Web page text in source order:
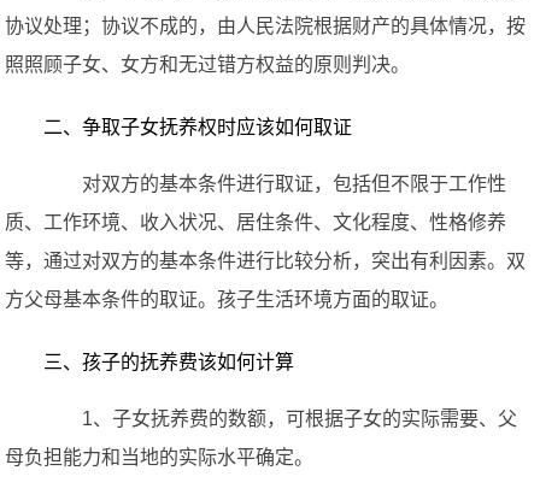
协议处理；协议不成的，由人民法院根据财产的具体情况，按
照照顾子女、女方和无过错方权益的原则判决。
二、争取子女抚养权时应该如何取证
对双方的基本条件进行取证，包括但不限于工作性
质、工作环境、收入状况、居住条件、文化程度、性格修养
等，通过对双方的基本条件进行比较分析，突出有利因素。双
方父母基本条件的取证。孩子生活环境方面的取证。
三、孩子的抚养费该如何计算
1、子女抚养费的数额，可根据子女的实际需要、父
母负担能力和当地的实际水平确定。